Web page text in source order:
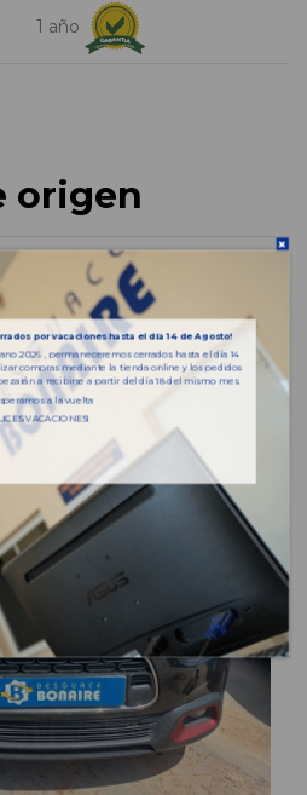
1 año
origen
por vacaciones hasta el día 14 de Agosto!
2026 , permaneceremos cerrados hasta el día 14
compras mediante la tienda online y los pedidos
a recibirse a partir del día 18 del mismo mes.
a la vuelta
VACACIONES!